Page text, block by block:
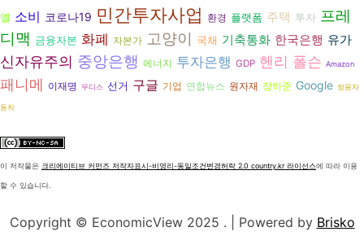
엘 소비 코로나19 민간투자사업 환경 플랫폼 주택 투자 프레
디맥 금융자본 화폐 자본가 고양이 국채 기축통화 한국은행 유가
신자유주의 중앙은행 에너지 투자은행 GDP 헨리 폴슨 Amazon
패니메 이재명 무디스 선거 구글 기업 연합뉴스 원자재 장하준 Google 쌍용자
동차
이 저작물은 크리에이티브 커먼즈 저작자표시-비영리-동일조건변경허락 2.0 country.kr 라이선스에 따라 이용
할 수 있습니다.
Copyright © EconomicView 2025 . | Powered by Brisko